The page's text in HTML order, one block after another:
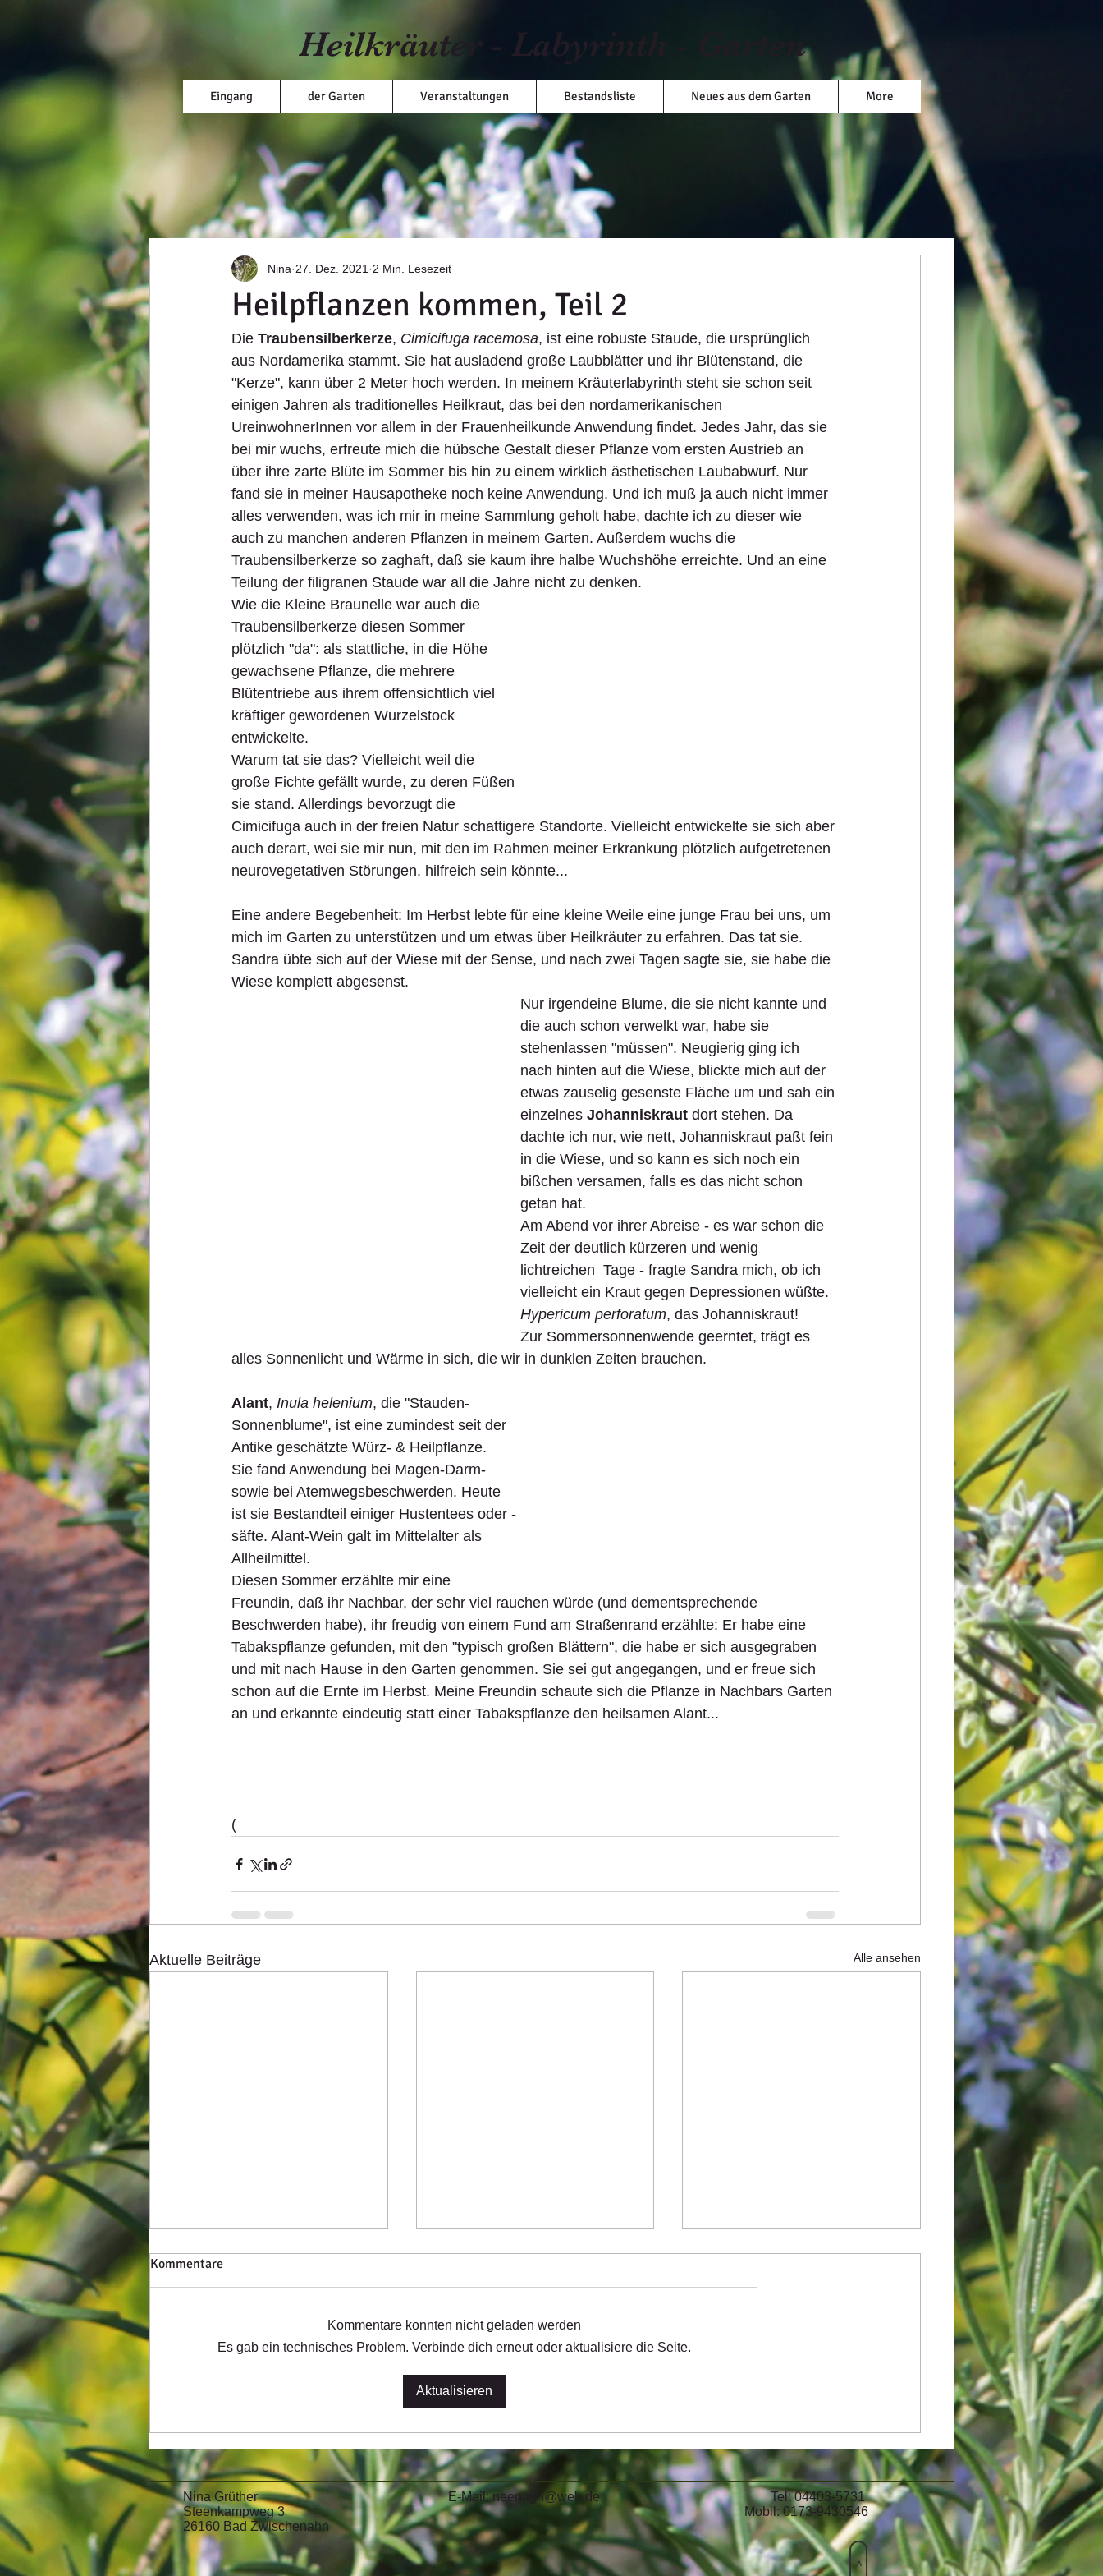
Heilkräuter - Labyrinth - Garten
Eingang der Garten Veranstaltungen Bestandsliste Neues aus dem Garten More
Heilpflanzen kommen, Teil 2
Nina 27. Dez. 2021 2 Min. Lesezeit
Die Traubensilberkerze, Cimicifuga racemosa, ist eine robuste Staude, die ursprünglich
aus Nordamerika stammt. Sie hat ausladend große Laubblätter und ihr Blütenstand, die
"Kerze", kann über 2 Meter hoch werden. In meinem Kräuterlabyrinth steht sie schon seit
einigen Jahren als traditionelles Heilkraut, das bei den nordamerikanischen
UreinwohnerInnen vor allem in der Frauenheilkunde Anwendung findet. Jedes Jahr, das sie
bei mir wuchs, erfreute mich die hübsche Gestalt dieser Pflanze vom ersten Austrieb an
über ihre zarte Blüte im Sommer bis hin zu einem wirklich ästhetischen Laubabwurf. Nur
fand sie in meiner Hausapotheke noch keine Anwendung. Und ich muß ja auch nicht immer
alles verwenden, was ich mir in meine Sammlung geholt habe, dachte ich zu dieser wie
auch zu manchen anderen Pflanzen in meinem Garten. Außerdem wuchs die
Traubensilberkerze so zaghaft, daß sie kaum ihre halbe Wuchshöhe erreichte. Und an eine
Teilung der filigranen Staude war all die Jahre nicht zu denken.
Wie die Kleine Braunelle war auch die
Traubensilberkerze diesen Sommer
plötzlich "da": als stattliche, in die Höhe
gewachsene Pflanze, die mehrere
Blütentriebe aus ihrem offensichtlich viel
kräftiger gewordenen Wurzelstock
entwickelte.
Warum tat sie das? Vielleicht weil die
große Fichte gefällt wurde, zu deren Füßen
sie stand. Allerdings bevorzugt die
Cimicifuga auch in der freien Natur schattigere Standorte. Vielleicht entwickelte sie sich aber
auch derart, wei sie mir nun, mit den im Rahmen meiner Erkrankung plötzlich aufgetretenen
neurovegetativen Störungen, hilfreich sein könnte...
Eine andere Begebenheit: Im Herbst lebte für eine kleine Weile eine junge Frau bei uns, um
mich im Garten zu unterstützen und um etwas über Heilkräuter zu erfahren. Das tat sie.
Sandra übte sich auf der Wiese mit der Sense, und nach zwei Tagen sagte sie, sie habe die
Wiese komplett abgesenst.
Nur irgendeine Blume, die sie nicht kannte und
die auch schon verwelkt war, habe sie
stehenlassen "müssen". Neugierig ging ich
nach hinten auf die Wiese, blickte mich auf der
etwas zauselig gesenste Fläche um und sah ein
einzelnes Johanniskraut dort stehen. Da
dachte ich nur, wie nett, Johanniskraut paßt fein
in die Wiese, und so kann es sich noch ein
bißchen versamen, falls es das nicht schon
getan hat.
Am Abend vor ihrer Abreise - es war schon die
Zeit der deutlich kürzeren und wenig
lichtreichen  Tage - fragte Sandra mich, ob ich
vielleicht ein Kraut gegen Depressionen wüßte.
Hypericum perforatum, das Johanniskraut!
Zur Sommersonnenwende geerntet, trägt es
alles Sonnenlicht und Wärme in sich, die wir in dunklen Zeiten brauchen.
Alant, Inula helenium, die "Stauden-
Sonnenblume", ist eine zumindest seit der
Antike geschätzte Würz- & Heilpflanze.
Sie fand Anwendung bei Magen-Darm-
sowie bei Atemwegsbeschwerden. Heute
ist sie Bestandteil einiger Hustentees oder -
säfte. Alant-Wein galt im Mittelalter als
Allheilmittel.
Diesen Sommer erzählte mir eine
Freundin, daß ihr Nachbar, der sehr viel rauchen würde (und dementsprechende
Beschwerden habe), ihr freudig von einem Fund am Straßenrand erzählte: Er habe eine
Tabakspflanze gefunden, mit den "typisch großen Blättern", die habe er sich ausgegraben
und mit nach Hause in den Garten genommen. Sie sei gut angegangen, und er freue sich
schon auf die Ernte im Herbst. Meine Freundin schaute sich die Pflanze in Nachbars Garten
an und erkannte eindeutig statt einer Tabakspflanze den heilsamen Alant...
(
Aktuelle Beiträge Alle ansehen
neue Workshops im neuen Jahr
Kommentare
Kommentare konnten nicht geladen werden
Es gab ein technisches Problem. Verbinde dich erneut oder aktualisiere die Seite.
Aktualisieren
>
Nina Grüther E-Mail:neenagh@web.de Tel: 04403-5731
Steenkampweg 3 Mobil: 0173-9430546
26160 Bad Zwischenahn